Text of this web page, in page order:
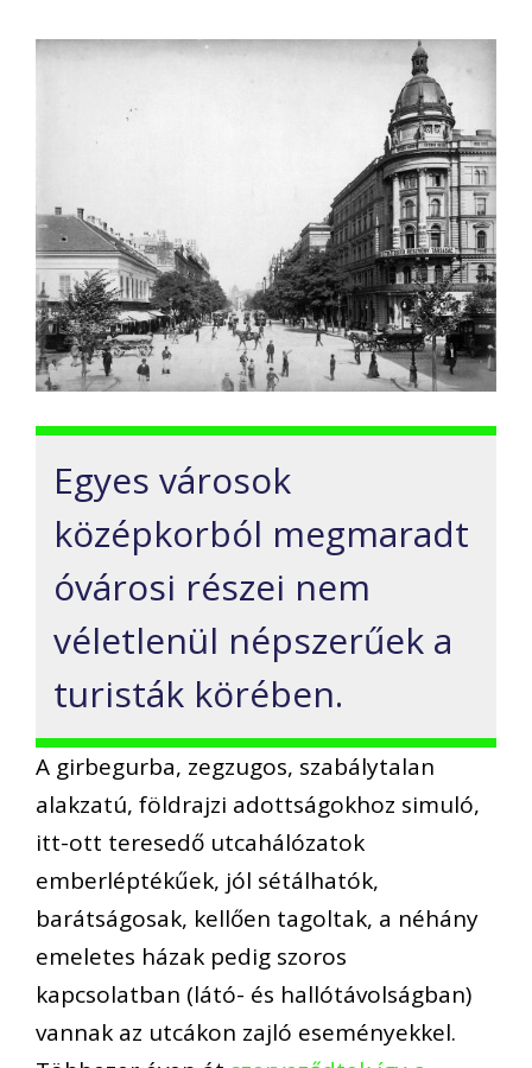
Egyes városok
középkorból megmaradt
óvárosi részei nem
véletlenül népszerűek a
turisták körében.
A girbegurba, zegzugos, szabálytalan
alakzatú, földrajzi adottságokhoz simuló,
itt-ott teresedő utcahálózatok
emberléptékűek, jól sétálhatók,
barátságosak, kellően tagoltak, a néhány
emeletes házak pedig szoros
kapcsolatban (látó- és hallótávolságban)
vannak az utcákon zajló eseményekkel.